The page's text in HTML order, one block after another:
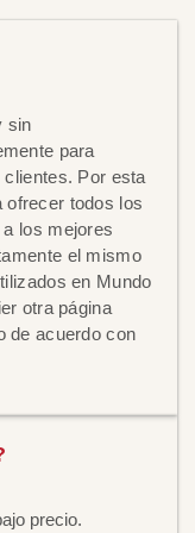
sin
para
Por esta
ofrecer todos los
los mejores
el mismo
en Mundo
otra página
de acuerdo con
precio.